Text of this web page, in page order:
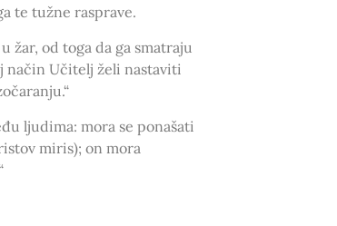
te tužne rasprave.
žar, od toga da ga smatraju
način Učitelj želi nastaviti
ljudima: mora se ponašati
miris); on mora